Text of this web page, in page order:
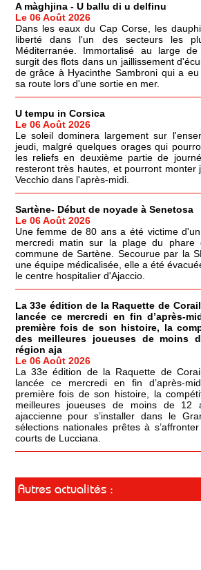
A màghjina - U ballu di u delfinu
Le 06 Août 2026
Dans les eaux du Cap Corse, les
liberté dans l'un des secteurs les
Méditerranée. Immortalisé au large
surgit des flots dans un jaillissement
de grâce à Hyacinthe Sambroni qui a
sa route lors d'une sortie en mer.
U tempu in Corsica
Le 06 Août 2026
Le soleil dominera largement sur
jeudi, malgré quelques orages qui
les reliefs en deuxième partie de
resteront très hautes, et pourront monter
Vecchio dans l'après-midi.
Sartène- Début de noyade à Senetosa
Le 06 Août 2026
Une femme de 80 ans a été victime
mercredi matin sur la plage du phare
commune de Sartène. Secourue par la
une équipe médicalisée, elle a été
le centre hospitalier d'Ajaccio.
La 33e édition de la Raquette de
lancée ce mercredi en fin d’après-
première fois de son histoire, la
des meilleures joueuses de moins
région aja
Le 06 Août 2026
La 33e édition de la Raquette de
lancée ce mercredi en fin d’après-
première fois de son histoire, la
meilleures joueuses de moins de 12
ajaccienne pour s’installer dans le
sélections nationales prêtes à
courts de Lucciana.
Autres actualités :